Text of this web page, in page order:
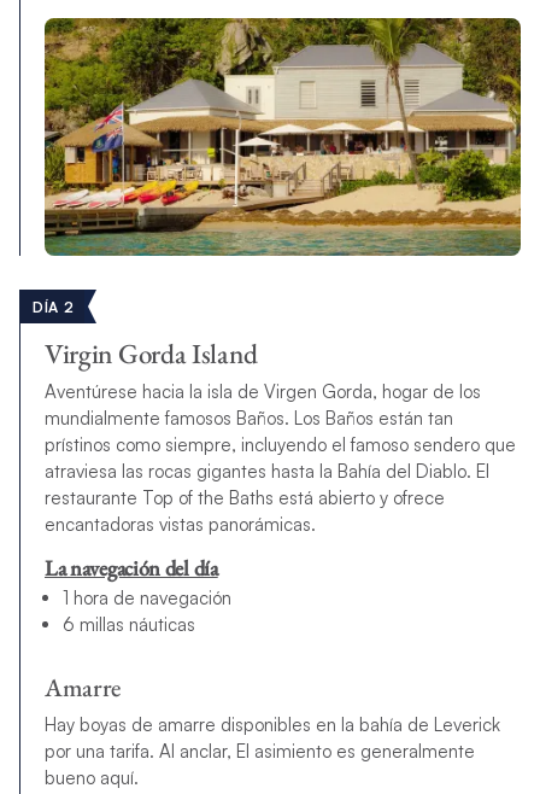
DÍA 2
Virgin Gorda Island
Aventúrese hacia la isla de Virgen Gorda, hogar de los
mundialmente famosos Baños. Los Baños están tan
prístinos como siempre, incluyendo el famoso sendero que
atraviesa las rocas gigantes hasta la Bahía del Diablo. El
restaurante Top of the Baths está abierto y ofrece
encantadoras vistas panorámicas.
La navegación del día
1 hora de navegación
6 millas náuticas
Amarre
Hay boyas de amarre disponibles en la bahía de Leverick
por una tarifa. Al anclar, El asimiento es generalmente
bueno aquí.